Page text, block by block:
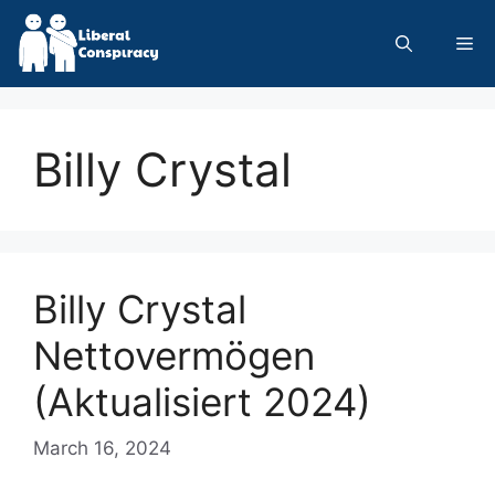
Skip
content
Billy Crystal
Billy Crystal
Nettovermögen
(Aktualisiert 2024)
March 16, 2024